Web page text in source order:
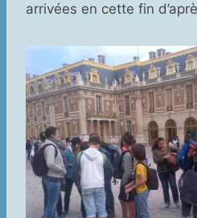
arrivées en cette fin